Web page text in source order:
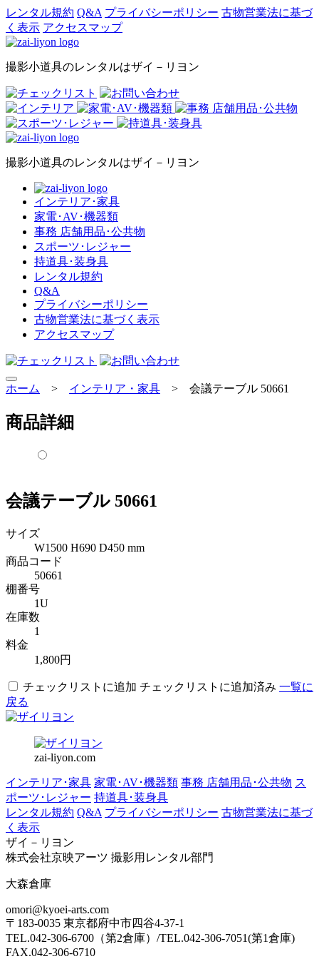
レンタル規約 Q&A プライバシーポリシー 古物営業法に基づ
く表示 アクセスマップ
撮影小道具のレンタルはザイ－リヨン
撮影小道具のレンタルはザイ－リヨン
インテリア･家具
家電･AV･機器類
事務 店舗用品･公共物
スポーツ･レジャー
持道具･装身具
レンタル規約
Q&A
プライバシーポリシー
古物営業法に基づく表示
アクセスマップ
ホーム > インテリア・家具 > 会議テーブル 50661
商品詳細
会議テーブル 50661
サイズ
W1500 H690 D450 mm
商品コード
50661
棚番号
1U
在庫数
1
料金
1,800円
チェックリストに追加 チェックリストに追加済み 一覧に
戻る
zai-liyon.com
インテリア･家具 家電･AV･機器類 事務 店舗用品･公共物 ス
ポーツ･レジャー 持道具･装身具
レンタル規約 Q&A プライバシーポリシー 古物営業法に基づ
く表示
ザイ－リヨン
株式会社京映アーツ 撮影用レンタル部門
大森倉庫
omori@kyoei-arts.com
〒183-0035 東京都府中市四谷4-37-1
TEL.042-306-6700（第2倉庫）/TEL.042-306-7051(第1倉庫)
FAX.042-306-6710